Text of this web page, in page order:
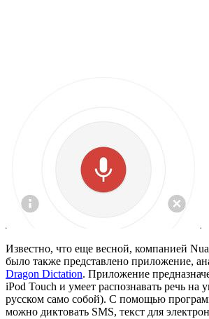
Известно, что еще весной, компанией
было также представлено приложение,
Dragon Dictation. Приложение
iPod Touch и умеет распознавать речь на
русском само собой). С помощью
можно диктовать SMS, текст для